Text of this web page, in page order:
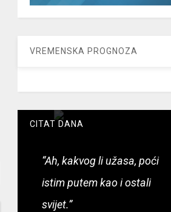
VREMENSKA PROGNOZA
CITAT DANA
“Ah, kakvog li užasa, poći
istim putem kao i ostali
svijet.”